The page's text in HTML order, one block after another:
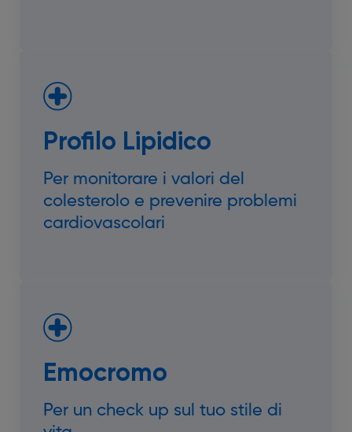
Profilo Lipidico
Per monitorare i valori del
colesterolo e prevenire problemi
cardiovascolari
Emocromo
Per un check up sul tuo stile di